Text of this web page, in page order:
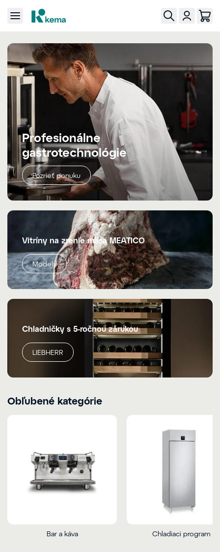
Profesionálne
gastrotechnológie
Pozrieť ponuku
Vitríny na zrenie mäsa MEATICO
Modely
Chladničky s 5-ročnou zárukou
LIEBHERR
Obľubené kategórie
Bar a káva Chladiaci program